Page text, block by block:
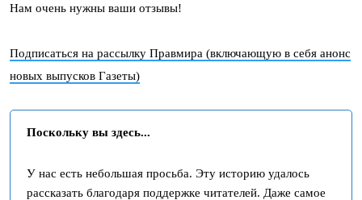
Нам очень нужны ваши отзывы!
Подписаться на рассылку Правмира (включающую в себя анонс
новых выпусков Газеты)
Поскольку вы здесь...
У нас есть небольшая просьба. Эту историю удалось
рассказать благодаря поддержке читателей. Даже самое